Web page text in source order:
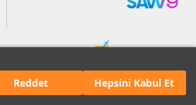
Reddet Hepsini Kabul Et